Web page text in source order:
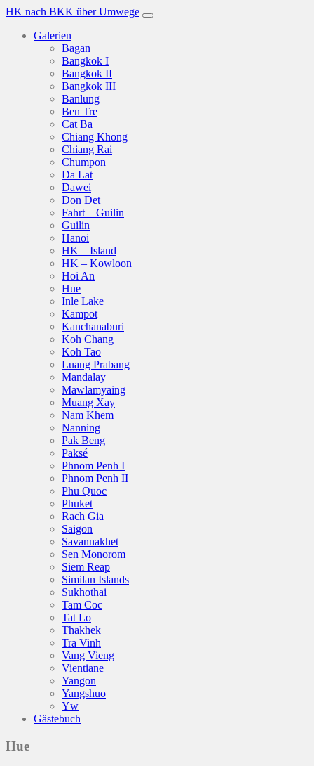
HK nach BKK über Umwege
Galerien
Bagan
Bangkok I
Bangkok II
Bangkok III
Banlung
Ben Tre
Cat Ba
Chiang Khong
Chiang Rai
Chumpon
Da Lat
Dawei
Don Det
Fahrt – Guilin
Guilin
Hanoi
HK – Island
HK – Kowloon
Hoi An
Hue
Inle Lake
Kampot
Kanchanaburi
Koh Chang
Koh Tao
Luang Prabang
Mandalay
Mawlamyaing
Muang Xay
Nam Khem
Nanning
Pak Beng
Paksé
Phnom Penh I
Phnom Penh II
Phu Quoc
Phuket
Rach Gia
Saigon
Savannakhet
Sen Monorom
Siem Reap
Similan Islands
Sukhothai
Tam Coc
Tat Lo
Thakhek
Tra Vinh
Vang Vieng
Vientiane
Yangon
Yangshuo
Yw
Gästebuch
Hue